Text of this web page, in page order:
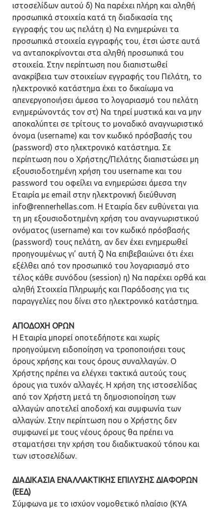
ιστοσελίδων αυτού δ) Να παρέχει πλήρη και αληθή
προσωπικά στοιχεία κατά τη διαδικασία της
εγγραφής του ως πελάτη ε) Να ενημερώνει τα
προσωπικά στοιχεία εγγραφής του, έτσι ώστε αυτά
να ανταποκρίνονται στα αληθή προσωπικά του
στοιχεία. Στην περίπτωση που διαπιστωθεί
ανακρίβεια των στοιχείων εγγραφής του Πελάτη, το
ηλεκτρονικό κατάστημα έχει το δικαίωμα να
απενεργοποιήσει άμεσα το λογαριασμό του πελάτη
ενημερώνοντάς τον στ) Να τηρεί μυστικά και να μην
αποκαλύπτει σε τρίτους το μοναδικό αναγνωριστικό
όνομα (username) και τον κωδικό πρόσβασής του
(password) στο ηλεκτρονικό κατάστημα. Σε
περίπτωση που ο Χρήστης/Πελάτης διαπιστώσει μη
εξουσιοδοτημένη χρήση του username και του
password του οφείλει να ενημερώσει άμεσα την
Εταιρία με email στην ηλεκτρονική διεύθυνση
info@rennerhellas.com. Η Εταιρία δεν ευθύνεται για
τη μη εξουσιοδοτημένη χρήση του αναγνωριστικού
ονόματος (username) και τον κωδικό πρόσβασής
(password) τους πελάτη, αν δεν έχει ενημερωθεί
προηγουμένως γι’ αυτή ζ) Να επιβεβαιώνει ότι έχει
εξέλθει από τον προσωπικό του λογαριασμό στο
τέλος κάθε συνόδου (session) η) Να παρέχει ορθά και
αληθή Στοιχεία Πληρωμής και Παράδοσης για τις
παραγγελίες που δίνει στο ηλεκτρονικό κατάστημα.
ΑΠΟΔΟΧΗ ΟΡΩΝ
H Εταιρία μπορεί οποτεδήποτε και χωρίς
προηγούμενη ειδοποίηση να τροποποιήσει τους
όρους χρήσης και τους όρους συναλλαγών. Ο
Χρήστης πρέπει να ελέγχει τακτικά αυτούς τους
όρους για τυχόν αλλαγές. Η χρήση της ιστοσελίδας
από τον Χρήστη μετά τη δημοσιοποίηση των
αλλαγών αποτελεί αποδοχή και συμφωνία των
αλλαγών. Στην περίπτωση που ο Χρήστης δεν
συμφωνεί με τους νέους όρους θα πρέπει να
σταματήσει την χρήση του διαδικτυακού τόπου και
των ιστοσελίδων.
ΔΙΑΔΙΚΑΣΙΑ ΕΝΑΛΛΑΚΤΙΚΗΣ ΕΠΙΛΥΣΗΣ ΔΙΑΦΟΡΩΝ
(ΕΕΔ)
Σύμφωνα με το ισχύον νομοθετικό πλαίσιο (ΚΥΑ